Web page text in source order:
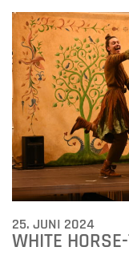
25. JUNI 2024
WHITE